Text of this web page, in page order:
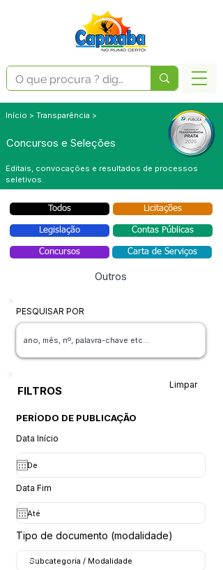
Início > Transparência >
Concursos e Seleções
Editais, convocações e resultados de processos
seletivos.
Todos
Legislação
Concursos
Licitações
Contas Públicas
Carta de Serviços
Outros
PESQUISAR POR
FILTROS Limpar
PERÍODO DE PUBLICAÇÃO
Data Início
Data Fim
Tipo de documento (modalidade)